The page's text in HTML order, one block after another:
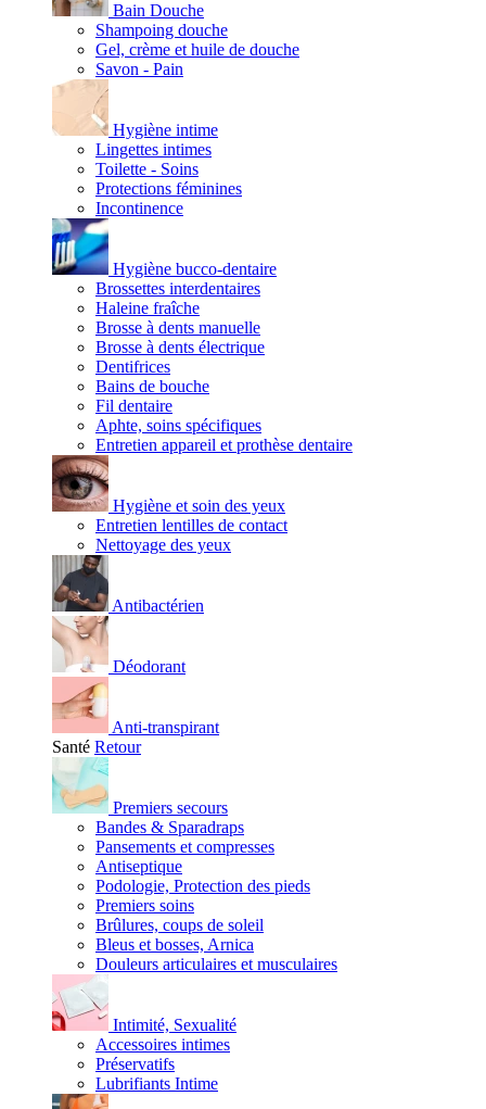
Bain Douche
Shampoing douche
Gel, crème et huile de douche
Savon - Pain
Hygiène intime
Lingettes intimes
Toilette - Soins
Protections féminines
Incontinence
Hygiène bucco-dentaire
Brossettes interdentaires
Haleine fraîche
Brosse à dents manuelle
Brosse à dents électrique
Dentifrices
Bains de bouche
Fil dentaire
Aphte, soins spécifiques
Entretien appareil et prothèse dentaire
Hygiène et soin des yeux
Entretien lentilles de contact
Nettoyage des yeux
Antibactérien
Déodorant
Anti-transpirant
Santé Retour
Premiers secours
Bandes & Sparadraps
Pansements et compresses
Antiseptique
Podologie, Protection des pieds
Premiers soins
Brûlures, coups de soleil
Bleus et bosses, Arnica
Douleurs articulaires et musculaires
Intimité, Sexualité
Accessoires intimes
Préservatifs
Lubrifiants Intime